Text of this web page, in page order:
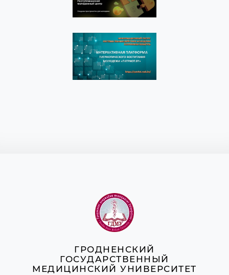
ГРОДНЕНСКИЙ
ГОСУДАРСТВЕННЫЙ
МЕДИЦИНСКИЙ УНИВЕРСИТЕТ